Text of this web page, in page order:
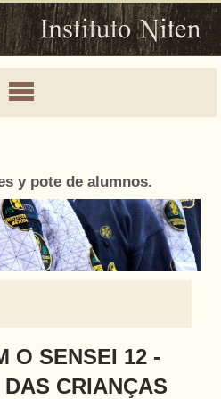
y pote de alumnos.
O SENSEI 12 -
CRIANÇAS